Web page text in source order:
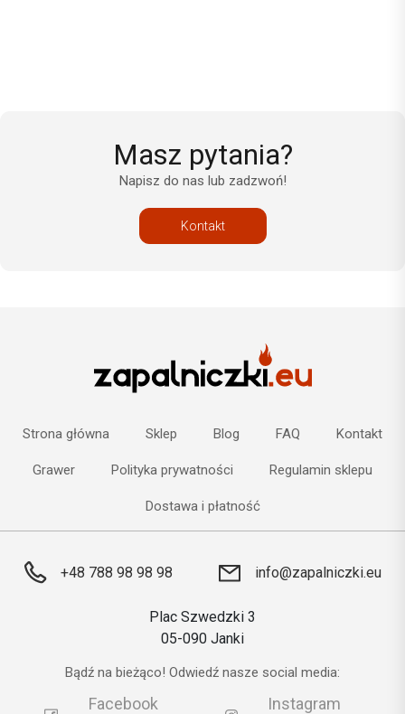
Masz pytania?
Napisz do nas lub zadzwoń!
Kontakt
Strona główna Sklep Blog FAQ Kontakt
Grawer Polityka prywatności Regulamin sklepu
Dostawa i płatność
+48 788 98 98 98 info@zapalniczki.eu
Plac Szwedzki 3
05-090 Janki
Bądź na bieżąco! Odwiedź nasze social media:
Facebook Instagram